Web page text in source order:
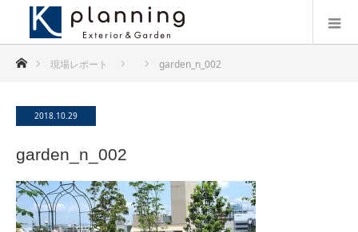
ホーム現場レポート garden_n_002
2018.10.29
garden_n_002